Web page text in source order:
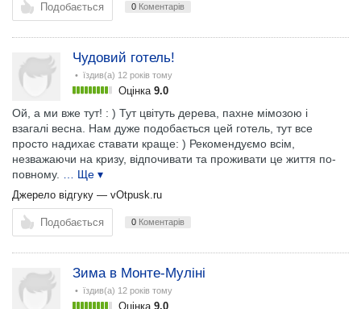
Подобається 0 Коментарів
Чудовий готель!
• їздив(а) 12 років тому
Оцінка 9.0
Ой, а ми вже тут! : ) Тут цвітуть дерева, пахне мімозою і
взагалі весна. Нам дуже подобається цей готель, тут все
просто надихає ставати краще: ) Рекомендуємо всім,
незважаючи на кризу, відпочивати та проживати це життя по-
повному.
… Ще ▾
Джерело відгуку — vOtpusk.ru
Подобається 0 Коментарів
Зима в Монте-Муліні
• їздив(а) 12 років тому
Оцінка 9.0